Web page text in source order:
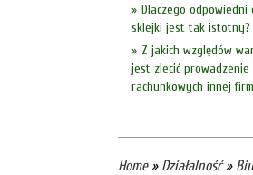
Dlaczego odpowiedni
sklejki jest tak istotny?
Z jakich względów
jest zlecić prowadzenie
rachunkowych innej
Home» Działalność»